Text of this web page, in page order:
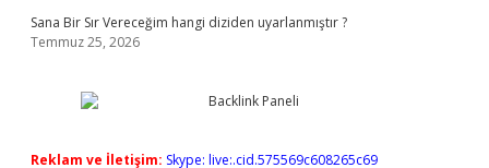
Sana Bir Sır Vereceğim hangi diziden uyarlanmıştır ?
Temmuz 25, 2026
Reklam ve İletişim: Skype: live:.cid.575569c608265c69